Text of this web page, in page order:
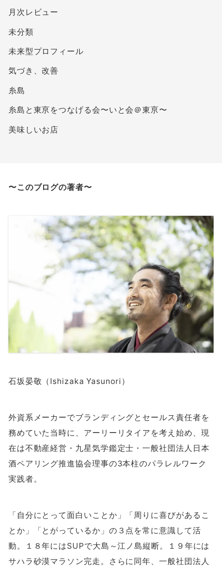
月次レビュー
未分類
未来型プロフィール
気づき、改善
糸島
糸島と東亰をつなげる会〜いと会＠東亰〜
美味しいお店
〜このブログの著者〜
石坂晏敬（Ishizaka Yasunori）
外資系メーカーでブランディングとセールス責任者を
務めていた当時に、アーリーリタイアを考え始め、現
在は不動産経営・九星気学鑑定士・一般社団法人日本
酒ペアリング推進協会理事の3本柱のパラレルワーク
実践者。
「自分にとって面白いことか」「周りに喜びがあるこ
とか」「とがっているか」の３点を常に意識して活
動。１８年にはSUPで大島～江ノ島縦断。１９年には
サハラ砂漠マラソン完走。さらに同年、一般社団法人